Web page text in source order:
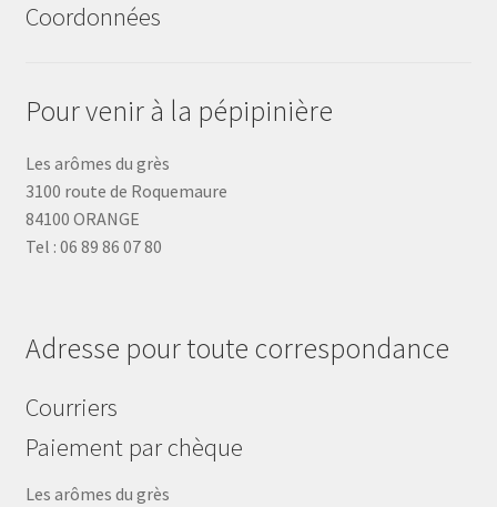
Coordonnées
Pour venir à la pépipinière
Les arômes du grès
3100 route de Roquemaure
84100 ORANGE
Tel : 06 89 86 07 80
Adresse pour toute correspondance
Courriers
Paiement par chèque
Les arômes du grès